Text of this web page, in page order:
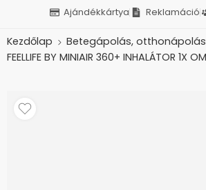
Ajándékkártya Reklamáció
Kezdőlap Betegápolás, otthonápolás
FEELLIFE BY MINIAIR 360+ INHALÁTOR 1X